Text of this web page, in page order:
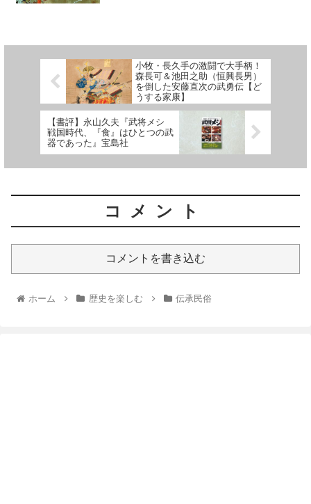
小牧・長久手の激闘で大手柄！
森長可＆池田之助（恒興長男）
を倒した安藤直次の武勇伝【ど
うする家康】
【書評】永山久夫『武将メシ
戦国時代、『食』はひとつの武
器であった』宝島社
コメント
コメントを書き込む
ホーム 歴史を楽しむ 伝承民俗